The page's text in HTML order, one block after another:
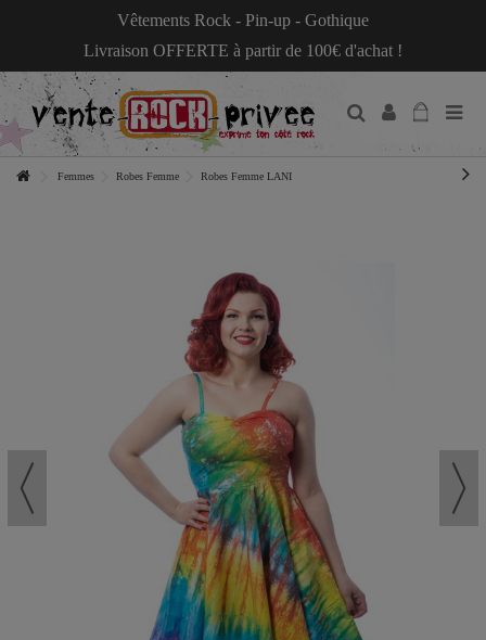
Vêtements Rock - Pin-up - Gothique
Livraison OFFERTE à partir de 100€ d'achat !
Femmes Robes Femme Robes Femme LANI